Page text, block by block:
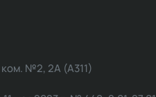
ком. №2, 2А (А311)